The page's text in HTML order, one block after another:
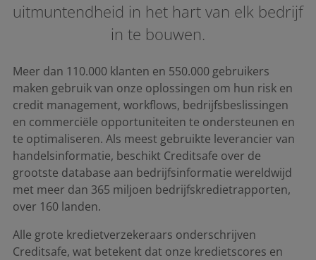
uitmuntendheid in het hart van elk bedrijf
in te bouwen.
Meer dan 110.000 klanten en 550.000 gebruikers
maken gebruik van onze oplossingen om hun risk en
credit management, workflows, bedrijfsbeslissingen
en commerciële opportuniteiten te ondersteunen en
te optimaliseren. Als meest gebruikte leverancier van
handelsinformatie, beschikt Creditsafe over de
grootste database aan bedrijfsinformatie wereldwijd
met meer dan 365 miljoen bedrijfskredietrapporten,
over 160 landen.
Alle grote kredietverzekeraars onderschrijven
Creditsafe, wat betekent dat onze kredietscores en